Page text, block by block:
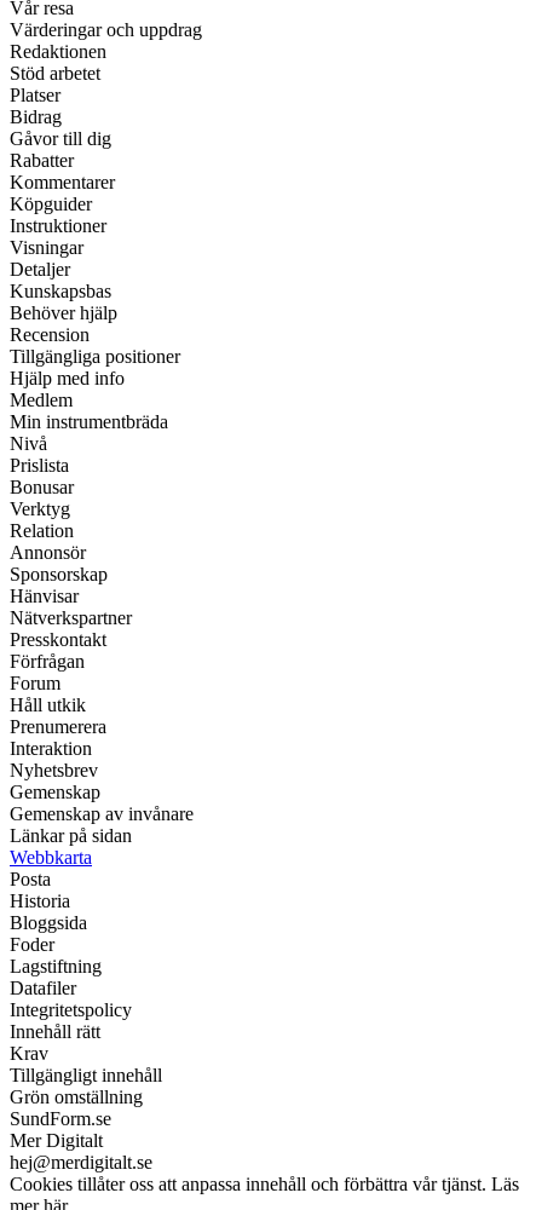
Vår resa
Värderingar och uppdrag
Redaktionen
Stöd arbetet
Platser
Bidrag
Gåvor till dig
Rabatter
Kommentarer
Köpguider
Instruktioner
Visningar
Detaljer
Kunskapsbas
Behöver hjälp
Recension
Tillgängliga positioner
Hjälp med info
Medlem
Min instrumentbräda
Nivå
Prislista
Bonusar
Verktyg
Relation
Annonsör
Sponsorskap
Hänvisar
Nätverkspartner
Presskontakt
Förfrågan
Forum
Håll utkik
Prenumerera
Interaktion
Nyhetsbrev
Gemenskap
Gemenskap av invånare
Länkar på sidan
Webbkarta
Posta
Historia
Bloggsida
Foder
Lagstiftning
Datafiler
Integritetspolicy
Innehåll rätt
Krav
Tillgängligt innehåll
Grön omställning
SundForm.se
Mer Digitalt
hej@merdigitalt.se
Cookies tillåter oss att anpassa innehåll och förbättra vår tjänst. Läs